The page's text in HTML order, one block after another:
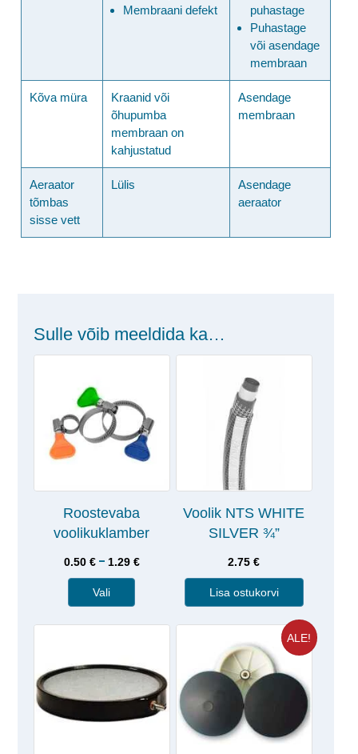
Membraani defekt
puhastage
Puhastage
või asendage
membraan
Kõva müra
Kraanid või
õhupumba
membraan on
kahjustatud
Asendage
membraan
Aeraator
tõmbas
sisse vett
Lülis
Asendage
aeraator
Sulle võib meeldida ka…
Roostevaba
voolikuklamber
0.50 € – 1.29 €
Vali
Voolik NTS WHITE
SILVER ¾”
2.75€
Lisa ostukorvi
ALE!